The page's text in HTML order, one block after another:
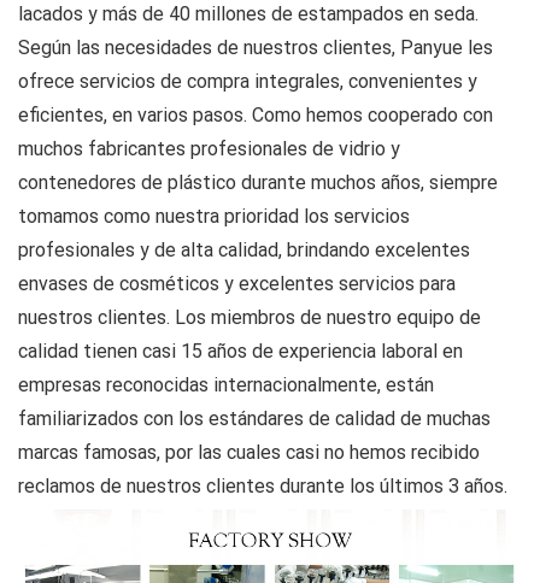
lacados y más de 40 millones de estampados en seda.
Según las necesidades de nuestros clientes, Panyue les
ofrece servicios de compra integrales, convenientes y
eficientes, en varios pasos. Como hemos cooperado con
muchos fabricantes profesionales de vidrio y
contenedores de plástico durante muchos años, siempre
tomamos como nuestra prioridad los servicios
profesionales y de alta calidad, brindando excelentes
envases de cosméticos y excelentes servicios para
nuestros clientes. Los miembros de nuestro equipo de
calidad tienen casi 15 años de experiencia laboral en
empresas reconocidas internacionalmente, están
familiarizados con los estándares de calidad de muchas
marcas famosas, por las cuales casi no hemos recibido
reclamos de nuestros clientes durante los últimos 3 años.